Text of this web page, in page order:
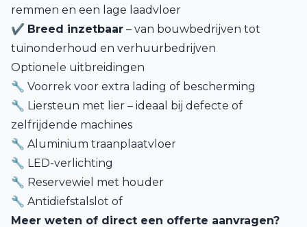
remmen en een lage laadvloer
✔ Breed inzetbaar – van bouwbedrijven tot
tuinonderhoud en verhuurbedrijven
Optionele uitbreidingen
🔧 Voorrek voor extra lading of bescherming
🔧 Liersteun met lier – ideaal bij defecte of
zelfrijdende machines
🔧 Aluminium traanplaatvloer
🔧 LED-verlichting
🔧 Reservewiel met houder
🔧 Antidiefstalslot of
Meer weten of direct een offerte aanvragen?